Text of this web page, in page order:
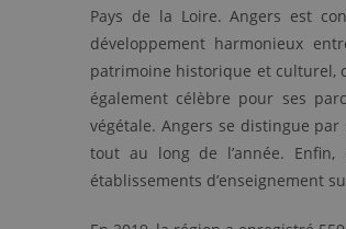
Pays de la Loire. Angers est
développement harmonieux
patrimoine historique et culturel,
également célèbre pour ses
végétale. Angers se distingue
tout au long de l’année. Enfin,
établissements d’enseignement